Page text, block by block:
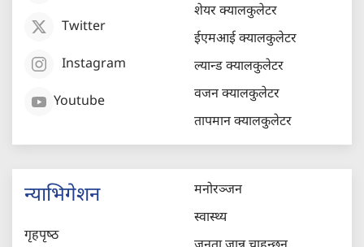
Twitter
Instagram
Youtube
शेयर क्यालकुलेटर
ईएमआई क्यालकुलेटर
ल्यान्ड क्यालकुलेटर
वजन क्यालकुलेटर
तापमान क्यालकुलेटर
न्याभिगेशन
गृहपृष्‍ठ
मनोरञ्जन
स्वास्थ्य